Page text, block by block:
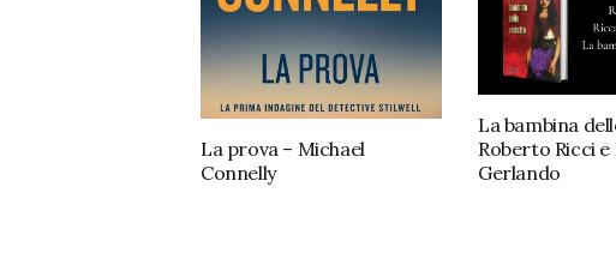
La prova – Michael
Connelly
La bambina
Roberto Ricci
Gerlando